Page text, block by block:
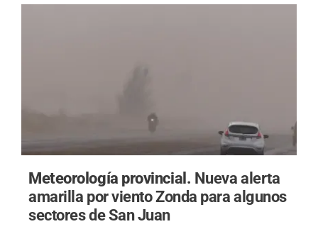
Meteorología provincial. Nueva alerta
amarilla por viento Zonda para algunos
sectores de San Juan